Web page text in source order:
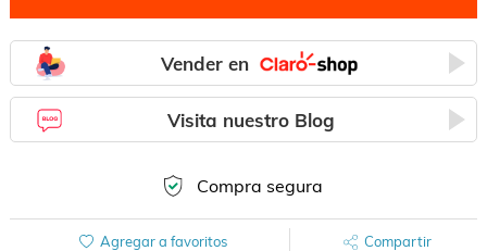
Vender en
Visita nuestro Blog
Compra segura
Agregar a favoritos Compartir